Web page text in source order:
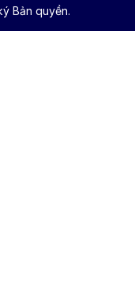
Bản quyền.